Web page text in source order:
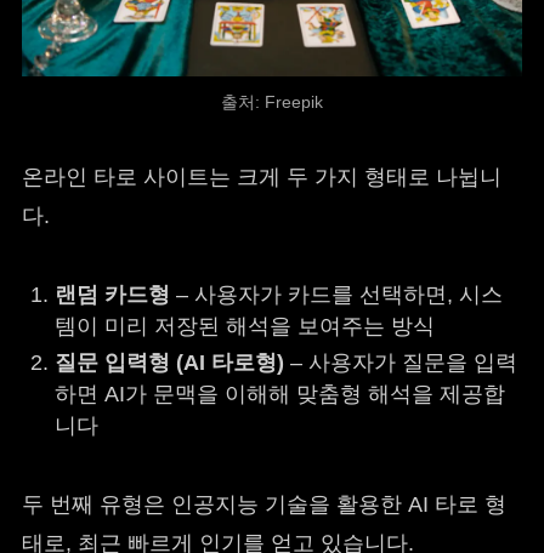
출처: Freepik
온라인 타로 사이트는 크게 두 가지 형태로 나뉩니
다.
랜덤 카드형 – 사용자가 카드를 선택하면, 시스
템이 미리 저장된 해석을 보여주는 방식
질문 입력형 (AI 타로형) – 사용자가 질문을 입력
하면 AI가 문맥을 이해해 맞춤형 해석을 제공합
니다
두 번째 유형은 인공지능 기술을 활용한 AI 타로 형
태로, 최근 빠르게 인기를 얻고 있습니다.